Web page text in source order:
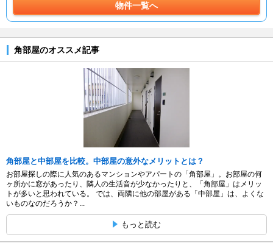
物件一覧へ
角部屋のオススメ記事
角部屋と中部屋を比較。中部屋の意外なメリットとは？
お部屋探しの際に人気のあるマンションやアパートの「角部屋」。お部屋の何
ヶ所かに窓があったり、隣人の生活音が少なかったりと、「角部屋」はメリッ
トが多いと思われている。 では、両隣に他の部屋がある「中部屋」は、よくな
いものなのだろうか？...
もっと読む